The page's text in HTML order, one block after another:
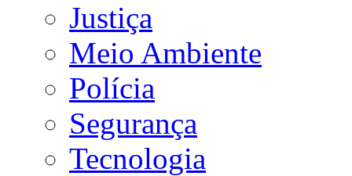
Justiça
Meio Ambiente
Polícia
Segurança
Tecnologia